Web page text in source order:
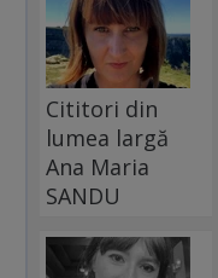
Cititori din
lumea largă
Ana Maria
SANDU